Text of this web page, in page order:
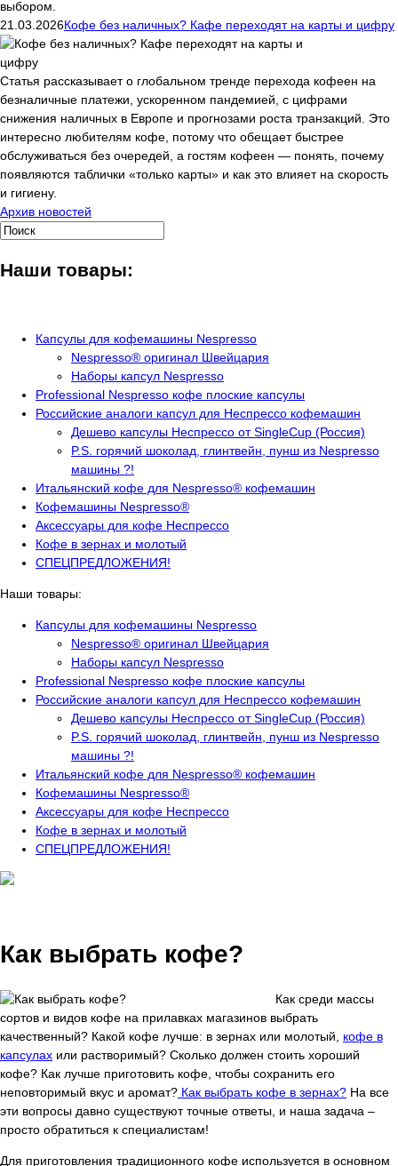
выбором.
21.03.2026Кофе без наличных? Кафе переходят на карты и цифру
Статья рассказывает о глобальном тренде перехода кофеен на
безналичные платежи, ускоренном пандемией, с цифрами
снижения наличных в Европе и прогнозами роста транзакций. Это
интересно любителям кофе, потому что обещает быстрее
обслуживаться без очередей, а гостям кофеен — понять, почему
появляются таблички «только карты» и как это влияет на скорость
и гигиену.
Архив новостей
Наши товары:
Капсулы для кофемашины Nespresso
Nespresso® оригинал Швейцария
Наборы капсул Nespresso
Professional Nespresso кофе плоские капсулы
Российские аналоги капсул для Неспрессо кофемашин
Дешево капсулы Неспрессо от SingleCup (Россия)
P.S. горячий шоколад, глинтвейн, пунш из Nespresso
машины ?!
Итальянский кофе для Nespresso® кофемашин
Кофемашины Nespresso®
Аксессуары для кофе Неспрессо
Кофе в зернах и молотый
СПЕЦПРЕДЛОЖЕНИЯ!
Наши товары:
Капсулы для кофемашины Nespresso
Nespresso® оригинал Швейцария
Наборы капсул Nespresso
Professional Nespresso кофе плоские капсулы
Российские аналоги капсул для Неспрессо кофемашин
Дешево капсулы Неспрессо от SingleCup (Россия)
P.S. горячий шоколад, глинтвейн, пунш из Nespresso
машины ?!
Итальянский кофе для Nespresso® кофемашин
Кофемашины Nespresso®
Аксессуары для кофе Неспрессо
Кофе в зернах и молотый
СПЕЦПРЕДЛОЖЕНИЯ!
Как выбрать кофе?
Как среди массы
сортов и видов кофе на прилавках магазинов выбрать
качественный? Какой кофе лучше: в зернах или молотый, кофе в
капсулах или растворимый? Сколько должен стоить хороший
кофе? Как лучше приготовить кофе, чтобы сохранить его
неповторимый вкус и аромат? Как выбрать кофе в зернах? На все
эти вопросы давно существуют точные ответы, и наша задача –
просто обратиться к специалистам!
Для приготовления традиционного кофе используется в основном